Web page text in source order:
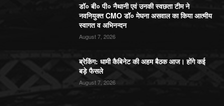
डॉ० बी० पी० नैथानी एवं उनकी स्वछता टीम ने
नवनियुक्त CMO डॉ० मेघना असवाल का किया आत्मीय
स्वागत व अभिनन्दन
August 7, 2026
ब्रेकिंग: धामी कैबिनेट की अहम बैठक आज। होंगे कई
बड़े फैसले
August 7, 2026